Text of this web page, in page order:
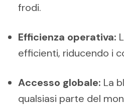
frodi.
Efficienza operativa:
efficienti, riducendo i
Accesso globale: La
qualsiasi parte del